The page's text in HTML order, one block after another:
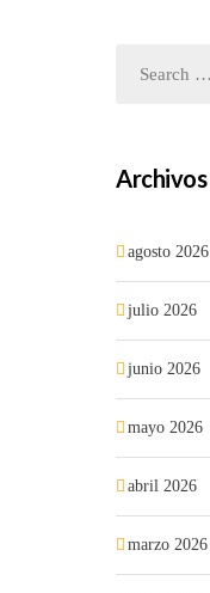
Archivos
agosto 2026
julio 2026
junio 2026
mayo 2026
abril 2026
marzo 2026